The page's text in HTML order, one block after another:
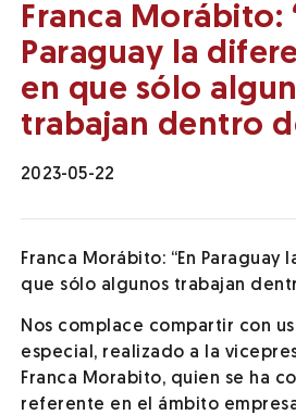
Franca Morábito:
Paraguay la
en que sólo
trabajan dentro
2023-05-22
Franca Morábito: “En Paraguay
que sólo algunos trabajan
Nos complace compartir con
especial, realizado a la
Franca Morabito, quien se ha
referente en el ámbito